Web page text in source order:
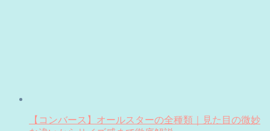
【コンバース】オールスターの全種類｜見た目の微妙